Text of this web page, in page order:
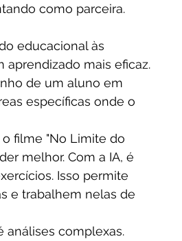
como parceira.
educacional às
aprendizado mais eficaz.
de um aluno em
específicas onde o
o filme "No Limite do
melhor. Com a IA, é
Isso permite
e trabalhem nelas de
análises complexas.